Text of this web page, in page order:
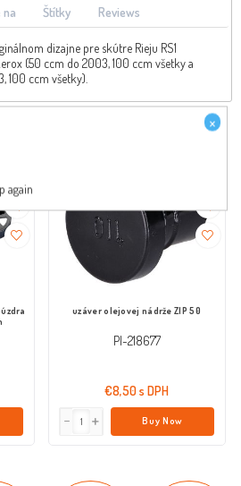
na Štítky Reviews
dizajne pre skútre Rieju RS1
(50 ccm do 2003, 100 ccm všetky a
100 ccm všetky).
si kúpili tento tovar, kúpili aj
uzáver olejovej nádrže ZIP 50
PI-218677
€8,50 s DPH
Buy Now
×
again